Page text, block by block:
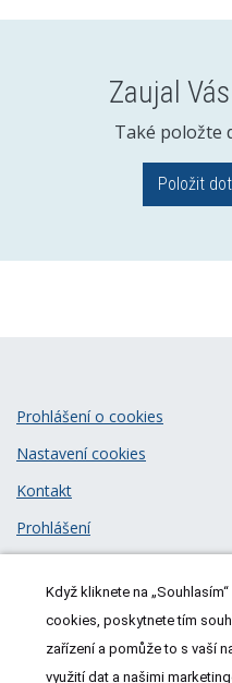
Zaujal
Také položte
Položit
© 2026MeDitorial| ISSN
Prohlášení o cookies
Nastavení cookies
Kontakt
Prohlášení
Když kliknete na
cookies, poskytnete tím
zařízení a pomůže to s vaší
využití dat a našimi